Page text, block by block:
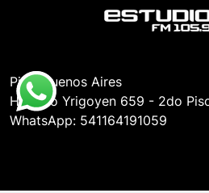
Pilar, Buenos Aires
Hipólito Yrigoyen 659 - 2do
WhatsApp: 541164191059